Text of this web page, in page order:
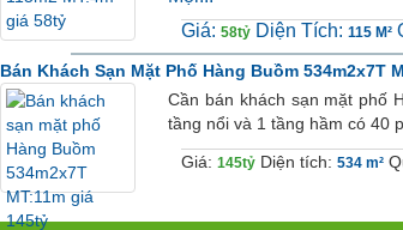
Giá: 58tỷ Diện Tích: 115 M²
Bán Khách Sạn Mặt Phố Hàng Buồm 534m2x7T
Cần bán khách sạn mặt phố
tầng nổi và 1 tầng hầm có 40
Giá: 145tỷ Diện tích: 534 m²